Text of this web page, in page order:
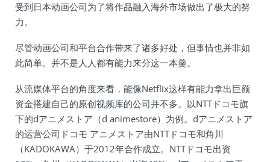
受到日本动画公司为了将作品融入海外市场做出了极大的努
力。
尽管动画公司和平台合作带来了诸多好处，但事情也并非如
此简单。并不是人人都有能力来分这一本羹。
从流媒体平台的角度来看，能像Netflix这样有能力拿出巨额
资金搭建自己的原创视频库的公司并不多。以NTTドコモ旗
下的dアニメストア（d animestore）为例。dアニメストア
的运营公司ドコモ アニメストア由NTTドコモ和角川
（KADOKAWA）于2012年合作成立。NTTドコモ出资